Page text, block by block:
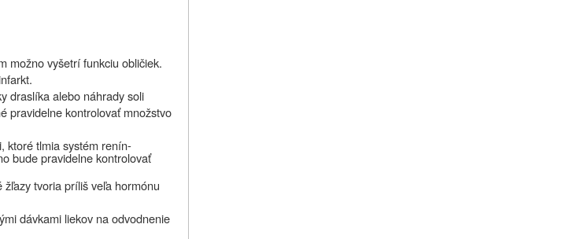
možno vyšetrí funkciu obličiek.
draslíka alebo náhrady soli
pravidelne kontrolovať množstvo
ktoré tlmia systém renín-
budepravidelne kontrolovať
tvoria príliš veľa hormónu
dávkami liekov na odvodnenie